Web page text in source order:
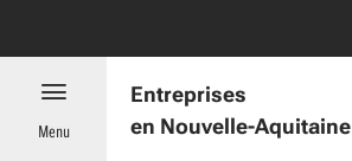
Entreprises
en Nouvelle-Aquitaine
Menu